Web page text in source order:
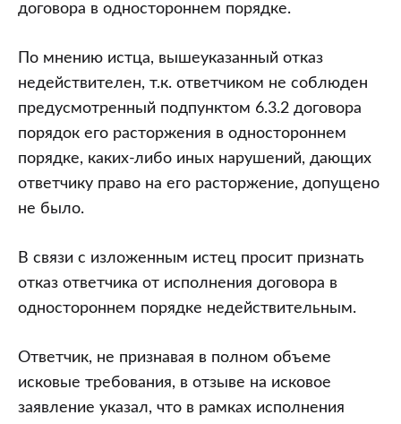
договора в одностороннем порядке.
По мнению истца, вышеуказанный отказ
недействителен, т.к. ответчиком не соблюден
предусмотренный подпунктом 6.3.2 договора
порядок его расторжения в одностороннем
порядке, каких-либо иных нарушений, дающих
ответчику право на его расторжение, допущено
не было.
В связи с изложенным истец просит признать
отказ ответчика от исполнения договора в
одностороннем порядке недействительным.
Ответчик, не признавая в полном объеме
исковые требования, в отзыве на исковое
заявление указал, что в рамках исполнения